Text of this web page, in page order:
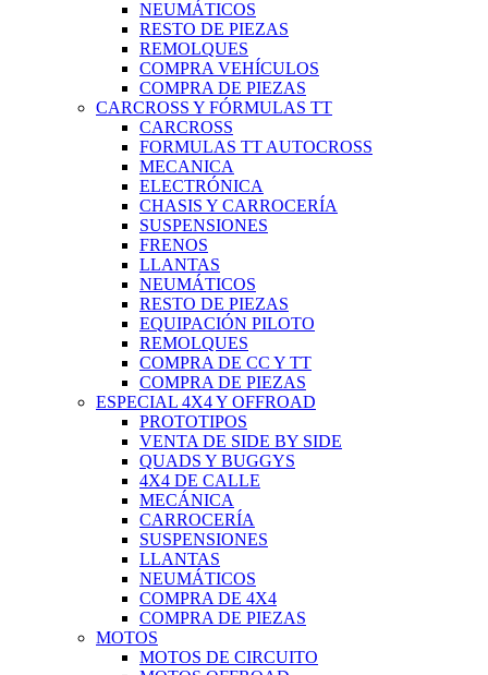
NEUMÁTICOS
RESTO DE PIEZAS
REMOLQUES
COMPRA VEHÍCULOS
COMPRA DE PIEZAS
CARCROSS Y FÓRMULAS TT
CARCROSS
FORMULAS TT AUTOCROSS
MECANICA
ELECTRÓNICA
CHASIS Y CARROCERÍA
SUSPENSIONES
FRENOS
LLANTAS
NEUMÁTICOS
RESTO DE PIEZAS
EQUIPACIÓN PILOTO
REMOLQUES
COMPRA DE CC Y TT
COMPRA DE PIEZAS
ESPECIAL 4X4 Y OFFROAD
PROTOTIPOS
VENTA DE SIDE BY SIDE
QUADS Y BUGGYS
4X4 DE CALLE
MECÁNICA
CARROCERÍA
SUSPENSIONES
LLANTAS
NEUMÁTICOS
COMPRA DE 4X4
COMPRA DE PIEZAS
MOTOS
MOTOS DE CIRCUITO